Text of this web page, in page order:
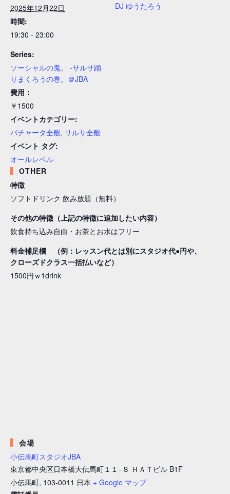
2025年12月22日
時間:
19:30 - 23:00
Series:
ソーシャルの鬼。 -サルサ踊
りまくろうの巻。＠JBA
費用：
￥1500
イベントカテゴリー:
バチャータ全般, サルサ全般
イベント タグ:
オールレベル
DJ ゆうたろう
OTHER
特徴
ソフトドリンク 飲み放題（無料）
その他の特徴（上記の特徴に追加したい内容）
飲食持ち込み自由・お茶とお水はフリー
料金補足欄 （例：レッスン代とは別にスタジオ代●円や、
クローズドクラス一括払いなど）
1500円ｗ1drink
会場
小伝馬町スタジオJBA
東京都中央区日本橋大伝馬町１１−８ ＨＡＴビル B1F
小伝馬町, 103-0011 日本 + Google マップ